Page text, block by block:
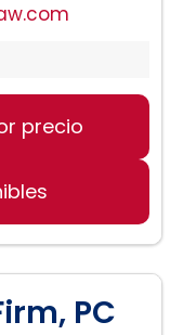
precio
PC